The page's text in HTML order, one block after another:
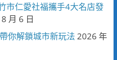
仁愛社福攜手4大名店發
月 6 日
你解鎖城市新玩法 2026 年